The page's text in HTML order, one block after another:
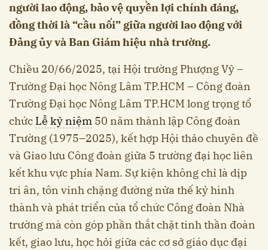
người lao động, bảo vệ quyền lợi chính đáng,
đồng thời là “cầu nối” giữa người lao động với
Đảng ủy và Ban Giám hiệu nhà trường.
Chiều 20/66/2025, tại Hội trường Phượng Vỹ –
Trường Đại học Nông Lâm TP.HCM – Công đoàn
Trường Đại học Nông Lâm TP.HCM long trọng tổ
chức Lễ kỷ niệm 50 năm thành lập Công đoàn
Trường (1975–2025), kết hợp Hội thảo chuyên đề
và Giao lưu Công đoàn giữa 5 trường đại học liên
kết khu vực phía Nam. Sự kiện không chỉ là dịp
tri ân, tôn vinh chặng đường nửa thế kỷ hình
thành và phát triển của tổ chức Công đoàn Nhà
trường mà còn góp phần thắt chặt tinh thần đoàn
kết, giao lưu, học hỏi giữa các cơ sở giáo dục đại